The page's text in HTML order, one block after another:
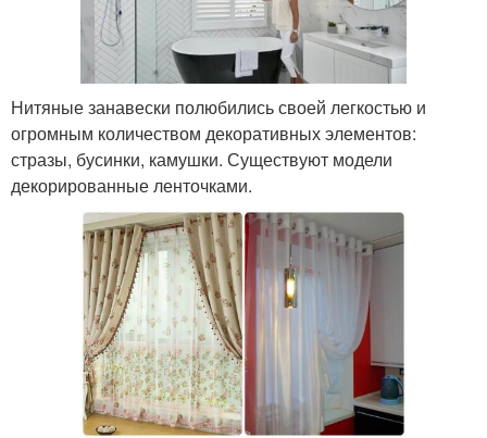
Нитяные занавески полюбились своей легкостью и
огромным количеством декоративных элементов:
стразы, бусинки, камушки. Существуют модели
декорированные ленточками.